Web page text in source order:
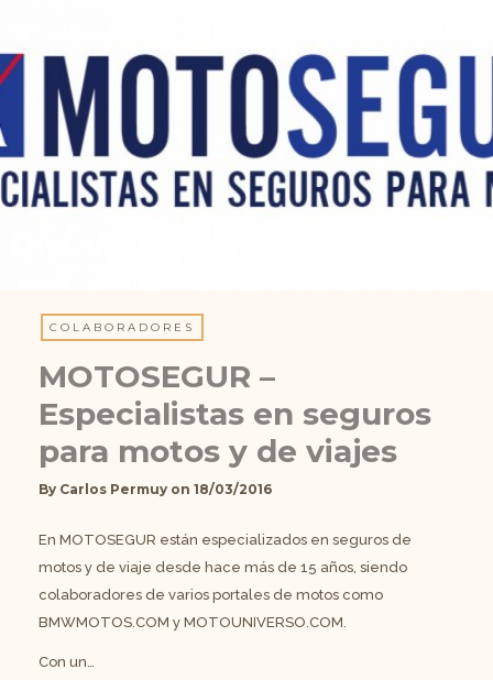
COLABORADORES
MOTOSEGUR –
Especialistas en seguros
para motos y de viajes
By Carlos Permuy on 18/03/2016
En MOTOSEGUR están especializados en seguros de
motos y de viaje desde hace más de 15 años, siendo
colaboradores de varios portales de motos como
BMWMOTOS.COM y MOTOUNIVERSO.COM.
Con un…